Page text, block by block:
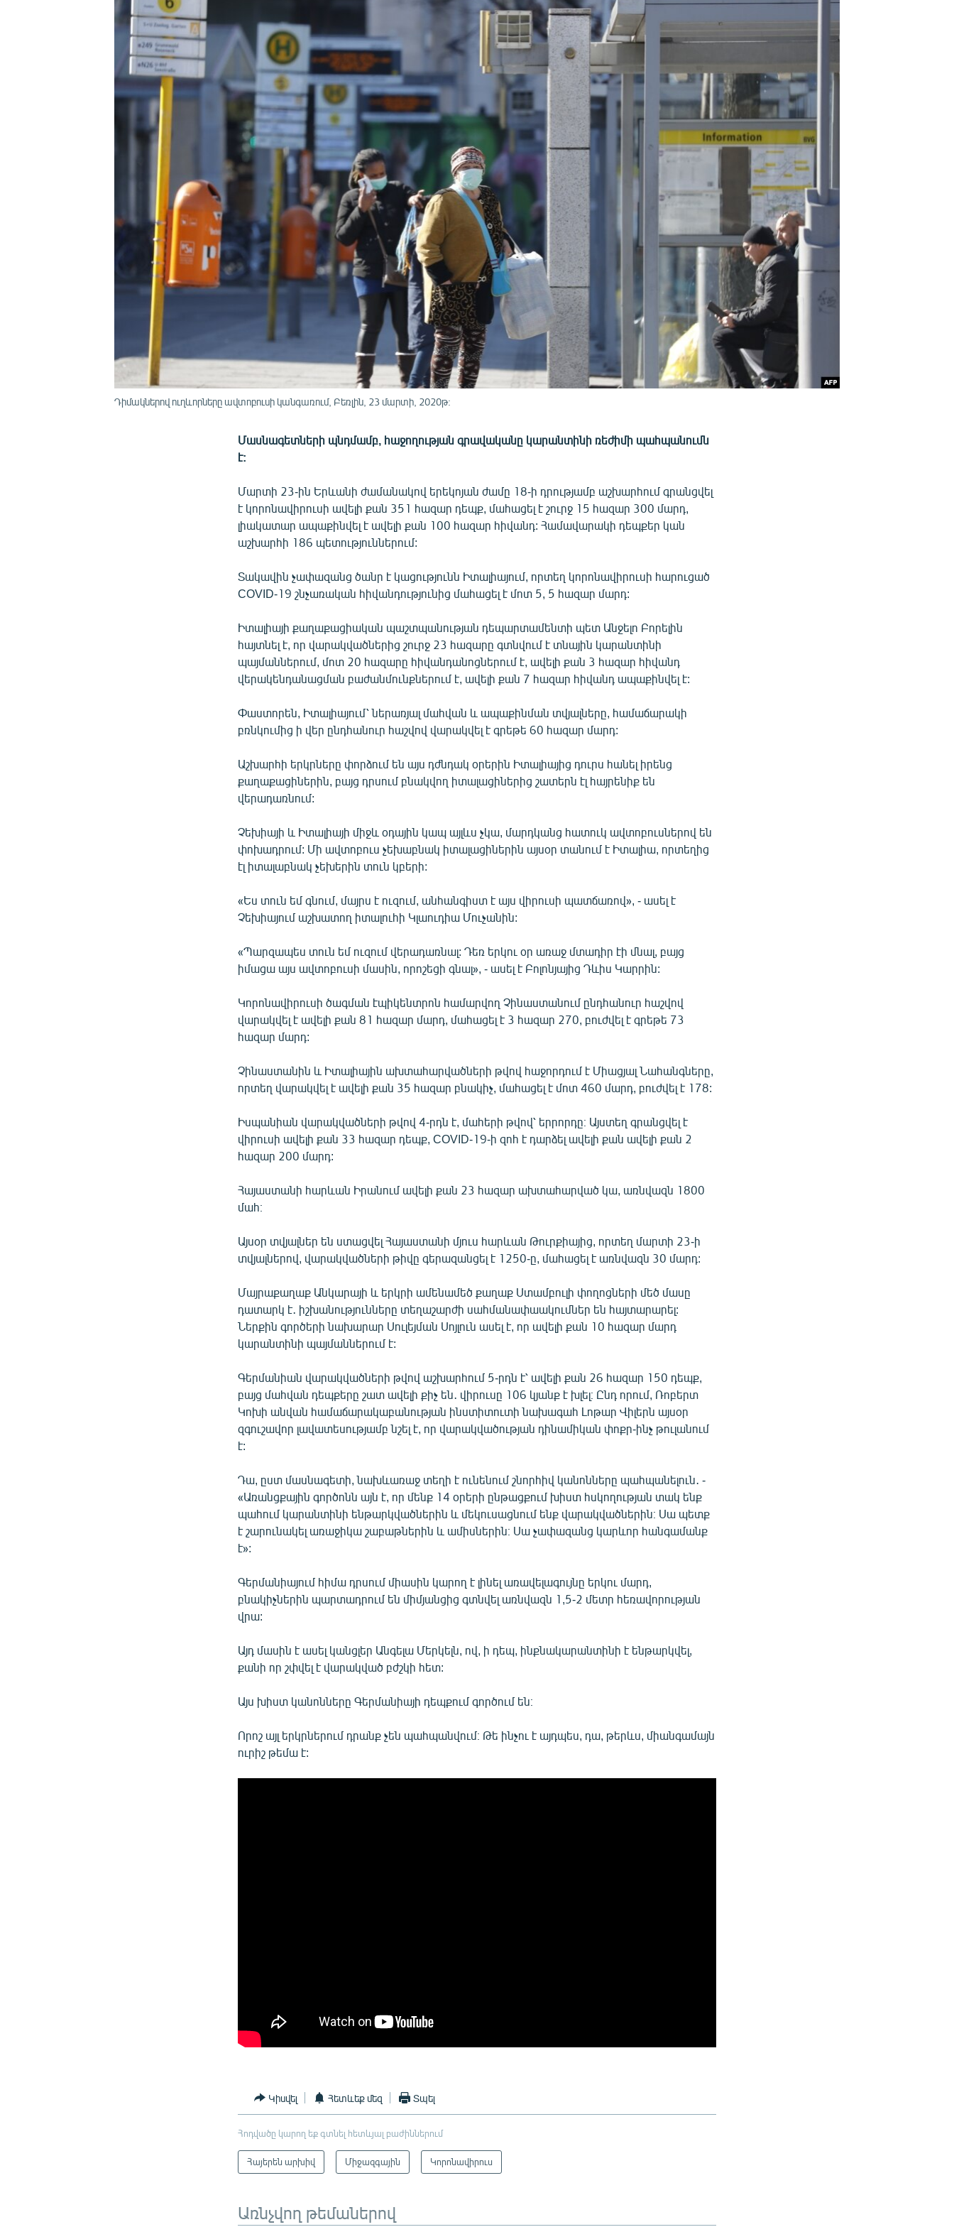
ՄԵԿՆԱԲԱՆՈՒԹՅՈՒՆ
ՁԳՏԵԼՈՎ ԼԱՎԱԳՈՒՅՆԻՆ
Դիմակներով ուղևորները ավտոբուսի կանգառում, Բեռլին, 23 մարտի, 2020թ:
Մասնագետների պնդմամբ, հաջողության գրավականը կարանտինի ռեժիմի պահպանումն
է:
Մարտի 23-ին Երևանի ժամանակով երեկոյան ժամը 18-ի դրությամբ աշխարհում գրանցվել
է կորոնավիրուսի ավելի քան 351 հազար դեպք, մահացել է շուրջ 15 հազար 300 մարդ,
լիակատար ապաքինվել է ավելի քան 100 հազար հիվանդ: Համավարակի դեպքեր կան
աշխարհի 186 պետություններում:
Տակավին չափազանց ծանր է կացությունն Իտալիայում, որտեղ կորոնավիրուսի հարուցած
COVID-19 շնչառական հիվանդությունից մահացել է մոտ 5, 5 հազար մարդ:
Իտալիայի քաղաքացիական պաշտպանության դեպարտամենտի պետ Անջելո Բորելին
հայտնել է, որ վարակվածներից շուրջ 23 հազարը գտնվում է տնային կարանտինի
պայմաններում, մոտ 20 հազարը հիվանդանոցներում է, ավելի քան 3 հազար հիվանդ
վերակենդանացման բաժանմունքներում է, ավելի քան 7 հազար հիվանդ ապաքինվել է:
Փաստորեն, Իտալիայում՝ ներառյալ մահվան և ապաքինման տվյալները, համաճարակի
բռնկումից ի վեր ընդհանուր հաշվով վարակվել է գրեթե 60 հազար մարդ:
Աշխարհի երկրները փորձում են այս դժնդակ օրերին Իտալիայից դուրս հանել իրենց
քաղաքացիներին, բայց դրսում բնակվող իտալացիներից շատերն էլ հայրենիք են
վերադառնում:
Չեխիայի և Իտալիայի միջև օդային կապ այլևս չկա, մարդկանց հատուկ ավտոբուսներով են
փոխադրում: Մի ավտոբուս չեխաբնակ իտալացիներին այսօր տանում է Իտալիա, որտեղից
էլ իտալաբնակ չեխերին տուն կբերի:
«Ես տուն եմ գնում, մայրս է ուզում, անհանգիստ է այս վիրուսի պատճառով», - ասել է
Չեխիայում աշխատող իտալուհի Կլաուդիա Մուչանին:
«​Պարզապես տուն եմ ուզում վերադառնալ: Դեռ երկու օր առաջ մտադիր էի մնալ, բայց
իմացա այս ավտոբուսի մասին, որոշեցի գնալ», - ասել է Բոլոնյայից Դևիս Կարրին:
Կորոնավիրուսի ծագման էպիկենտրոն համարվող Չինաստանում ընդհանուր հաշվով
վարակվել է ավելի քան 81 հազար մարդ, մահացել է 3 հազար 270, բուժվել է գրեթե 73
հազար մարդ:
Չինաստանին և Իտալիային ախտահարվածների թվով հաջորդում է Միացյալ Նահանգները,
որտեղ վարակվել է ավելի քան 35 հազար բնակիչ, մահացել է մոտ 460 մարդ, բուժվել է 178:
Իսպանիան վարակվածների թվով 4-րդն է, մահերի թվով՝ երրորդը։ Այստեղ գրանցվել է
վիրուսի ավելի քան 33 հազար դեպք, COVID-19-ի զոհ է դարձել ավելի քան ավելի քան 2
հազար 200 մարդ:
Հայաստանի հարևան Իրանում ավելի քան 23 հազար ախտահարված կա, առնվազն 1800
մահ։
Այսօր տվյալներ են ստացվել Հայաստանի մյուս հարևան Թուրքիայից, որտեղ մարտի 23-ի
տվյալներով, վարակվածների թիվը գերազանցել է 1250-ը, մահացել է առնվազն 30 մարդ:
Մայրաքաղաք Անկարայի և երկրի ամենամեծ քաղաք Ստամբուլի փողոցների մեծ մասը
դատարկ է․ իշխանությունները տեղաշարժի սահմանափաակումներ են հայտարարել:
Ներքին գործերի նախարար Սուլեյման Սոյլուն ասել է, որ ավելի քան 10 հազար մարդ
կարանտինի պայմաններում է:
Գերմանիան վարակվածների թվով աշխարհում 5-րդն է՝ ավելի քան 26 հազար 150 դեպք,
բայց մահվան դեպքերը շատ ավելի քիչ են․ վիրուսը 106 կյանք է խլել։ Ընդ որում, Ռոբերտ
Կոխի անվան համաճարակաբանության ինստիտուտի նախագահ Լոթար Վիլերն այսօր
զգուշավոր լավատեսությամբ նշել է, որ վարակվածության դինամիկան փոքր-ինչ թուլանում
է:
Դա, ըստ մասնագետի, նախևառաջ տեղի է ունենում շնորհիվ կանոնները պահպանելուն․ -
«Առանցքային գործոնն այն է, որ մենք 14 օրերի ընթացքում խիստ հսկողության տակ ենք
պահում կարանտինի ենթարկվածներին և մեկուսացնում ենք վարակվածներին։ Սա պետք
է շարունակել առաջիկա շաբաթներին և ամիսներին։ Սա չափազանց կարևոր հանգամանք
է»:
Գերմանիայում հիմա դրսում միասին կարող է լինել առավելագույնը երկու մարդ,
բնակիչներին պարտադրում են միմյանցից գտնվել առնվազն 1,5-2 մետր հեռավորության
վրա:
Այդ մասին է ասել կանցլեր Անգելա Մերկելն, ով, ի դեպ, ինքնակարանտինի է ենթարկվել,
քանի որ շփվել է վարակված բժշկի հետ:
Այս խիստ կանոնները Գերմանիայի դեպքում գործում են։
Որոշ այլ երկրներում դրանք չեն պահպանվում։ Թե ինչու է այդպես, դա, թերևս, միանգամայն
ուրիշ թեմա է:
Կիսվել Հետևեք մեզ Տպել
Հոդվածը կարող եք գտնել հետևյալ բաժիններում
Հայերեն արխիվ Միջազգային Կորոնավիրուս
Առնչվող թեմաներով